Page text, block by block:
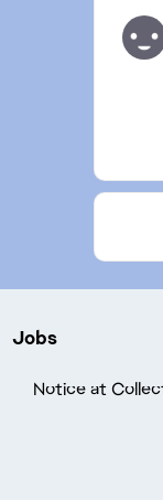
Jobs
Notice at